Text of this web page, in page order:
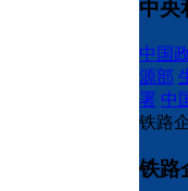
中央
中国
源部
署 中
铁路
铁路